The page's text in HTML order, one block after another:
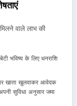
वाले लाभ की
भविष्य के लिए धनराशि
खाता खुलवाकर आवेदक
सुविधा अनुसार जमा